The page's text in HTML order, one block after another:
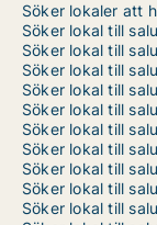
Söker lokaler att
Söker lokal till
Söker lokal till
Söker lokal till
Söker lokal till
Söker lokal till
Söker lokal till
Söker lokal till
Söker lokal till
Söker lokal till
Söker lokal till